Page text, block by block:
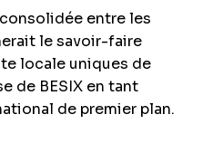
entre les
le savoir-faire
locale uniques de
de BESIX en tant
de premier plan.